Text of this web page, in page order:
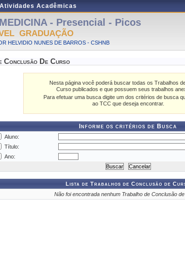
Acadêmicas
- Presencial - Picos
GRADUAÇÃO
HELVIDIO NUNES DE BARROS - CSHNB
Conclusão De Curso
Nesta página você poderá buscar todas os Trabalhos
Curso publicados e que possuem seus trabalhos
Para efetuar uma busca digite um dos critérios de busca
ao TCC que deseja encontrar.
Informe os critérios de Busca
Aluno:
Título:
Ano:
Lista de Trabalhos de Conclusão de
Não foi encontrada nenhum Trabalho de Conclusão de